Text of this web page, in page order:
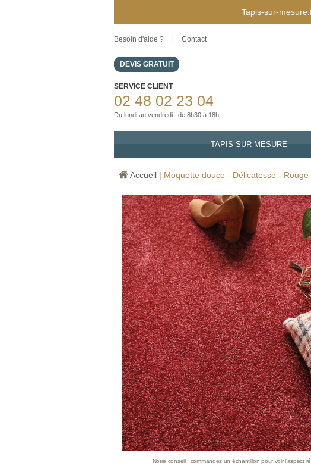
Tapis-sur-
Besoin d'aide ? Contact
DEVIS GRATUIT
SERVICE CLIENT
02 48 02 23 04
Du lundi au vendredi : de 8h30 à 18h
TAPIS SUR MESURE
Accueil | Moquette douce - Délicatesse - Rouge
Notre conseil : commandez un échantillon pour voir l’aspect